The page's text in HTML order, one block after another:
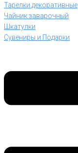
Тарелки декоративные
Чайник заварочный
Шкатулки
Сувениры и Подарки